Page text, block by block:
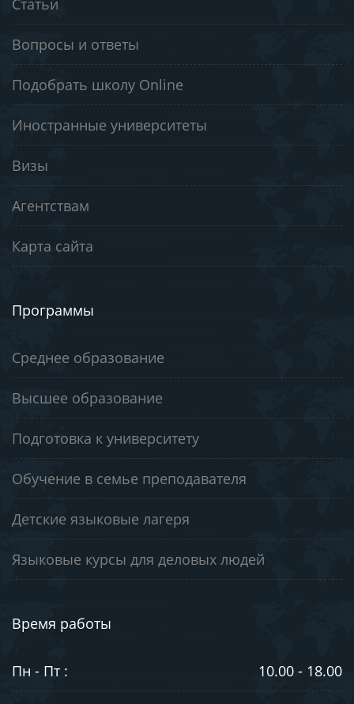
Вопросы и ответы
Подобрать школу Online
Иностранные университеты
Визы
Агентствам
Карта сайта
Программы
Среднее образование
Высшее образование
Подготовка к университету
Обучение в семье преподавателя
Детские языковые лагеря
Языковые курсы для деловых людей
Время работы
Пн - Пт : 10.00 - 18.00